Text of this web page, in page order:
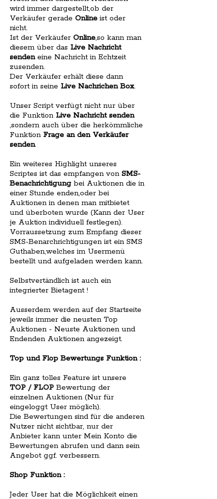
wird immer dargestellt,ob der
Verkäufer gerade Online ist oder
nicht.
Ist der Verkäufer Online,so kann man
diesem über das Live Nachricht
sendeneine Nachricht in Echtzeit
zusenden.
Der Verkäufer erhält diese dann
sofort in seine Live Nachrichen Box.
Unser Script verfügt nicht nur über
die Funktion Live Nachricht senden
,sondern auch über die herkömmliche
Funktion Frage an den Verkäufer
senden.
Ein weiteres Highlight unseres
Scriptes ist das empfangen von SMS-
Benachrichtigung bei Auktionen die in
einer Stunde enden,oder bei
Auktionen in denen man mitbietet
und überboten wurde (Kann der User
je Auktion individuell festlegen).
Vorraussetzung zum Empfang dieser
SMS-Benarchrichtigungen ist ein SMS
Guthaben,welches im Usermenü
bestellt und aufgeladen werden kann.
Selbstvertändlich ist auch ein
integrierter Bietagent !
Ausserdem werden auf der Startseite
jeweils immer die neusten Top
Auktionen - Neuste Auktionen und
Endenden Auktionen angezeigt.
Top und Flop Bewertungs Funktion :
Ein ganz tolles Feature ist unsere
TOP / FLOP Bewertung der
einzelnen Auktionen (Nur für
eingeloggt User möglich).
Die Bewertungen sind für die anderen
Nutzer nicht sichtbar, nur der
Anbieter kann unter Mein Konto die
Bewertungen abrufen und dann sein
Angebot ggf. verbessern.
Shop Funktion :
Jeder User hat die Möglichkeit einen